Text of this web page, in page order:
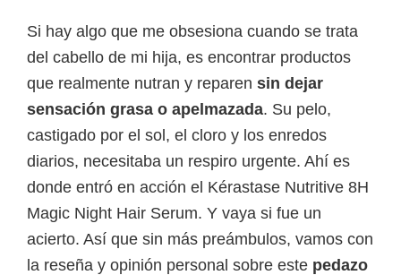
Si hay algo que me obsesiona cuando se trata
del cabello de mi hija, es encontrar productos
que realmente nutran y reparen sin dejar
sensación grasa o apelmazada. Su pelo,
castigado por el sol, el cloro y los enredos
diarios, necesitaba un respiro urgente. Ahí es
donde entró en acción el Kérastase Nutritive 8H
Magic Night Hair Serum. Y vaya si fue un
acierto. Así que sin más preámbulos, vamos con
la reseña y opinión personal sobre este pedazo